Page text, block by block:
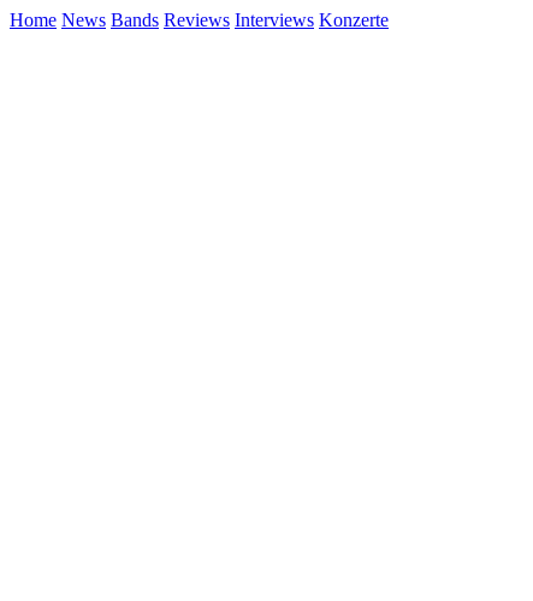
Home News Bands Reviews Interviews Konzerte